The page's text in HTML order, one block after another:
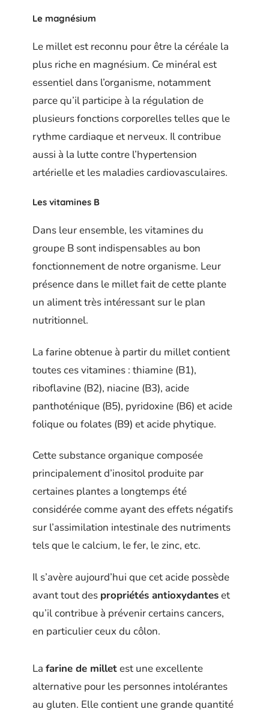
Le magnésium
Le millet est reconnu pour être la céréale la
plus riche en magnésium. Ce minéral est
essentiel dans l’organisme, notamment
parce qu’il participe à la régulation de
plusieurs fonctions corporelles telles que le
rythme cardiaque et nerveux. Il contribue
aussi à la lutte contre l’hypertension
artérielle et les maladies cardiovasculaires.
Les vitamines B
Dans leur ensemble, les vitamines du
groupe B sont indispensables au bon
fonctionnement de notre organisme. Leur
présence dans le millet fait de cette plante
un aliment très intéressant sur le plan
nutritionnel.
La farine obtenue à partir du millet contient
toutes ces vitamines : thiamine (B1),
riboflavine (B2), niacine (B3), acide
panthoténique (B5), pyridoxine (B6) et acide
folique ou folates (B9) et acide phytique.
Cette substance organique composée
principalement d’inositol produite par
certaines plantes a longtemps été
considérée comme ayant des effets négatifs
sur l’assimilation intestinale des nutriments
tels que le calcium, le fer, le zinc, etc.
Il s’avère aujourd’hui que cet acide possède
avant tout des propriétés antioxydanteset
qu’il contribue à prévenir certains cancers,
en particulier ceux du côlon.
La farine de milletest une excellente
alternative pour les personnes intolérantes
au gluten. Elle contient une grande quantité